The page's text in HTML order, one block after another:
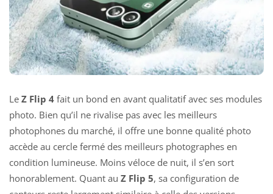
Le Z Flip 4 fait un bond en avant qualitatif avec ses modules
photo. Bien qu’il ne rivalise pas avec les meilleurs
photophones du marché, il offre une bonne qualité photo
accède au cercle fermé des meilleurs photographes en
condition lumineuse. Moins véloce de nuit, il s’en sort
honorablement. Quant au Z Flip 5, sa configuration de